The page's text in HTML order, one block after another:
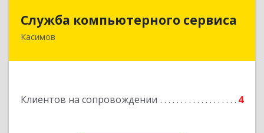
Служба компьютерного сервиса
Касимов
Клиентов на сопровождении 4
Служба компьютерного сервиса
391300, Рязанская обл., г.Касимов, ул.Советская